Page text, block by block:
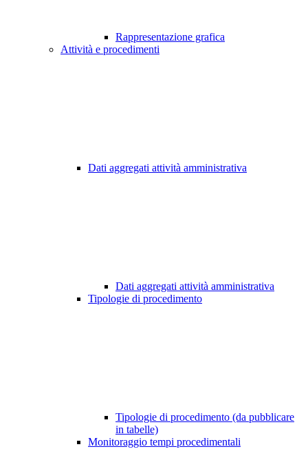
Rappresentazione grafica
Attività e procedimenti
Dati aggregati attività amministrativa
Dati aggregati attività amministrativa
Tipologie di procedimento
Tipologie di procedimento (da pubblicare
in tabelle)
Monitoraggio tempi procedimentali